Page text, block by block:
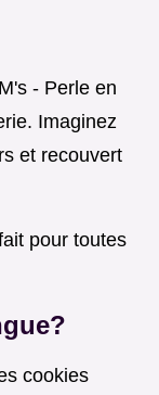
- Perle en
Imaginez
et recouvert
pour toutes
cookies